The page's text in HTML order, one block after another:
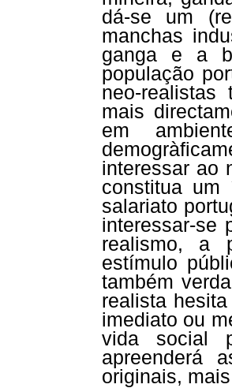
dá-se um
manchas
ganga e a
população
neo-realistas
mais
em
interessar ao
constitua um
salariato
interessar-se
realismo, a
estímulo
também
realista
imediato ou
vida social
apreenderá
originais,